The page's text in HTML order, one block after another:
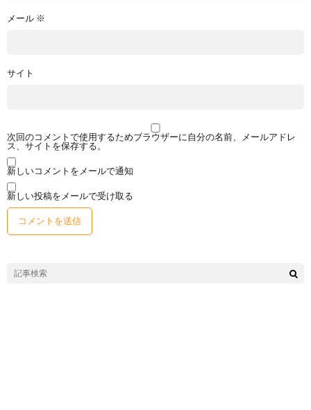
メール ※
サイト
次回のコメントで使用するためブラウザーに自分の名前、メールアドレ
ス、サイトを保存する。
新しいコメントをメールで通知
新しい投稿をメールで受け取る